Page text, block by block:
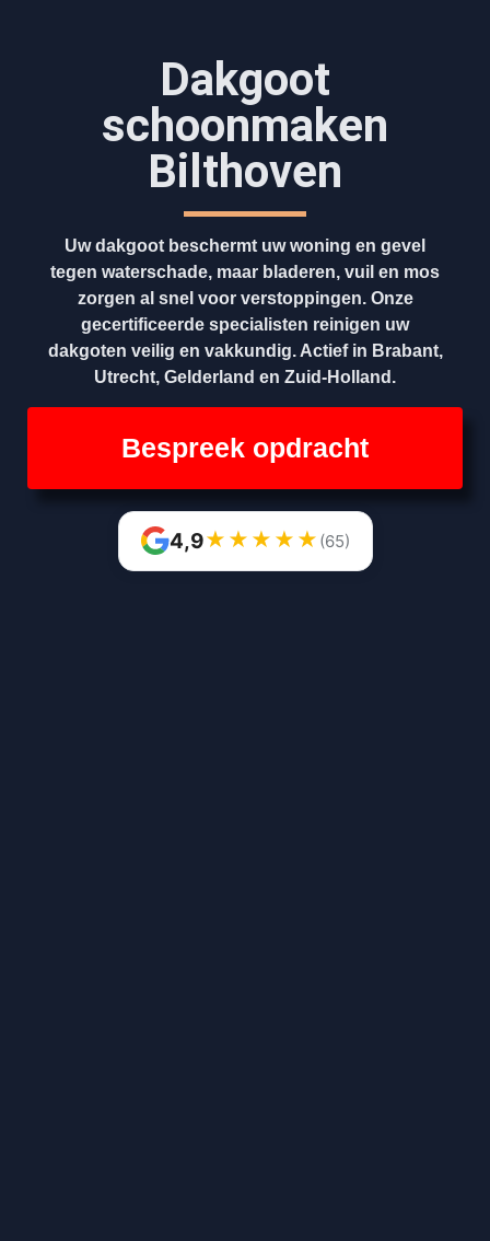
Dakgoot
schoonmaken​
Bilthoven
Uw dakgoot beschermt uw woning en gevel
tegen waterschade, maar bladeren, vuil en mos
zorgen al snel voor verstoppingen. Onze
gecertificeerde specialisten reinigen uw
dakgoten veilig en vakkundig. Actief in Brabant,
Utrecht, Gelderland en Zuid-Holland.
Bespreek opdracht
4,9★ ★ ★ ★ ★ (65)